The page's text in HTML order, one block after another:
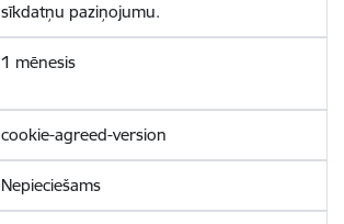
sīkdatņu paziņojumu.
1 mēnesis
cookie-agreed-version
Nepieciešams